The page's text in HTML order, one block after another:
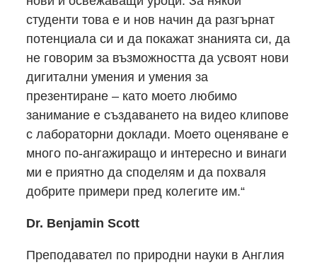
студенти това е и нов начин да разгърнат
потенциала си и да покажат знанията си, да
не говорим за възможността да усвоят нови
дигитални умения и умения за
презентиране – като моето любимо
занимание е създаването на видео клипове
с лабораторни доклади. Моето оценяване е
много по-ангажиращо и интересно и винаги
ми е приятно да споделям и да похваля
добрите примери пред колегите им.“
Dr. Benjamin Scott
Преподавател по природни науки в Англия